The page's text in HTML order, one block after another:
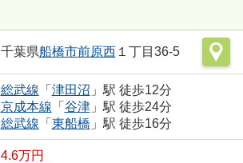
千葉県船橋市前原西１丁目36-5
総武線 「 津田沼 」駅 徒歩12分
京成本線 「 谷津」駅 徒歩24分
総武線 「 東船橋 」駅 徒歩16分
4.6万円